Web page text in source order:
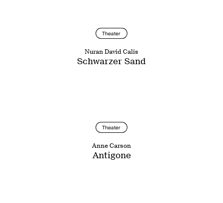
Theater
Nuran David Calis
Schwarzer Sand
Theater
Anne Carson
Antigone